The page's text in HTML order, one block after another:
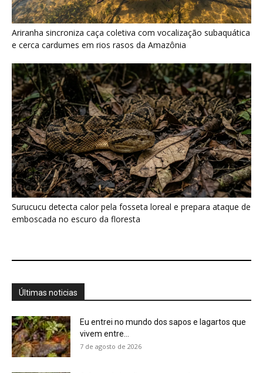
Surucucu detecta calor pela fosseta loreal e prepara ataque de
emboscada no escuro da floresta
Últimas noticias
Eu entrei no mundo dos sapos e lagartos que
vivem entre...
7 de agosto de 2026
A Amazônia não entra em colapso com a
seca, mas muda...
7 de agosto de 2026
Minerais críticos ganham Investor Day na
7 de agosto de 2026